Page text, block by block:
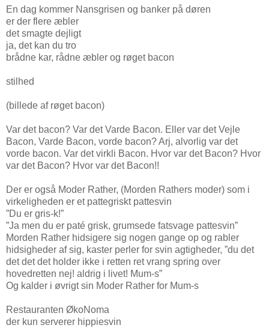
En dag kommer Nansgrisen og banker på døren
er der flere æbler
det smagte dejligt
ja, det kan du tro
brådne kar, rådne æbler og røget bacon
stilhed
(billede af røget bacon)
Var det bacon? Var det Varde Bacon. Eller var det Vejle
Bacon, Varde Bacon, vorde bacon? Arj, alvorlig var det
vorde bacon. Var det virkli Bacon. Hvor var det Bacon? Hvor
var det Bacon? Hvor var det Bacon!!
Der er også Moder Rather, (Morden Rathers moder) som i
virkeligheden er et pattegriskt pattesvin
”Du er gris-k!”
”Ja men du er paté grisk, grumsede fatsvage pattesvin”
Morden Rather hidsigere sig nogen gange op og rabler
hidsigheder af sig, kaster perler for svin agtigheder, ”du det
det det det holder ikke i retten ret vrang spring over
hovedretten nej! aldrig i livet! Mum-s”
Og kalder i øvrigt sin Moder Rather for Mum-s
Restauranten ØkoNoma
der kun serverer hippiesvin